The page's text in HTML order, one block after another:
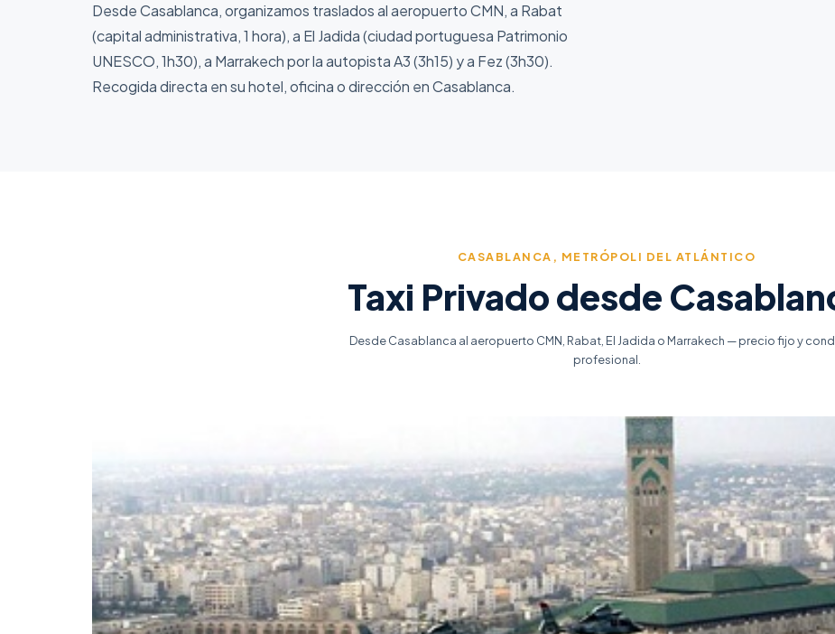
Desde Casablanca, organizamos traslados al aeropuerto CMN, a Rabat
(capital administrativa, 1 hora), a El Jadida (ciudad portuguesa Patrimonio
UNESCO, 1h30), a Marrakech por la autopista A3 (3h15) y a Fez (3h30).
Recogida directa en su hotel, oficina o dirección en Casablanca.
CASABLANCA, METRÓPOLI DEL ATLÁNTICO
Taxi Privado desde
Desde Casablanca al aeropuerto CMN, Rabat, El Jadida o Marrakech — precio fijo y
profesional.